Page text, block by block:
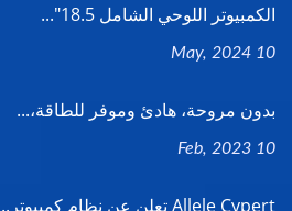
الكمبيوتر اللوحي الشامل 18.5"...
10 May, 2024
بدون مروحة، هادئ وموفر للطاقة،...
10 Feb, 2023
Allele Cypert تعلن عن نظام كمبيوتر...